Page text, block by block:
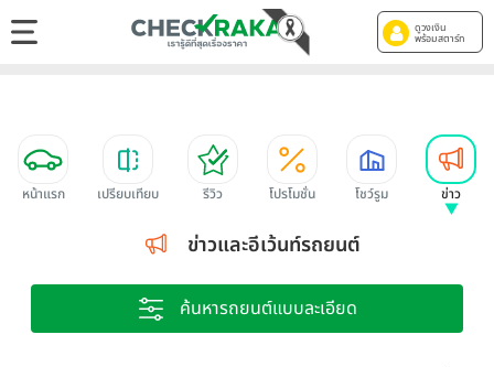
ดูวงเงิน
พร้อมสตาร์ท
หน้าแรก เปรียบเทียบ รีวิว โปรโมชั่น โชว์รูม ข่าว
ข่าวและอีเว้นท์รถยนต์
ค้นหารถยนต์แบบละเอียด